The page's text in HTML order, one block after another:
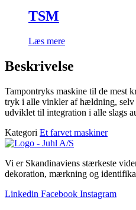
TSM
Læs mere
Beskrivelse
Tampontryks maskine til de mest
tryk i alle vinkler af hældning, selv
udviklet til integration i alle slags
Kategori Et farvet maskiner
Vi er Skandinaviens stærkeste
dekoration, mærkning og
Linkedin Facebook Instagram